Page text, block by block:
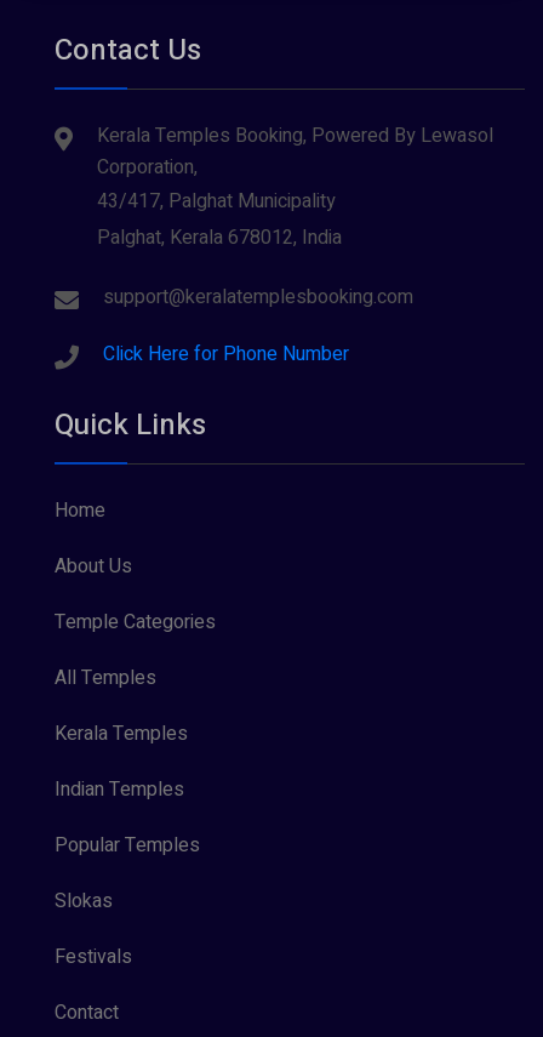
Contact Us
Kerala Temples Booking, Powered By Lewasol
Corporation,
43/417, Palghat Municipality
Palghat, Kerala 678012, India
support@keralatemplesbooking.com
Click Here for Phone Number
Quick Links
Home
About Us
Temple Categories
All Temples
Kerala Temples
Indian Temples
Popular Temples
Slokas
Festivals
Contact